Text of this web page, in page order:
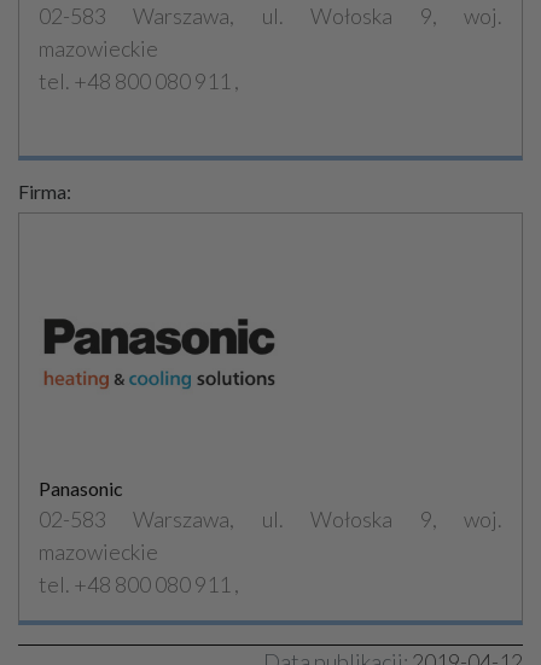
02-583 Warszawa, ul. Wołoska 9, woj.
mazowieckie
tel. +48 800 080 911 ,
Firma:
Panasonic
02-583 Warszawa, ul. Wołoska 9, woj.
mazowieckie
tel. +48 800 080 911 ,